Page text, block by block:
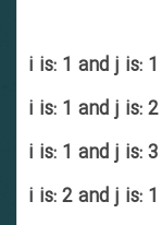
i is: 1 and j
i is: 1 and j
i is: 1 and j
i is: 2 and j